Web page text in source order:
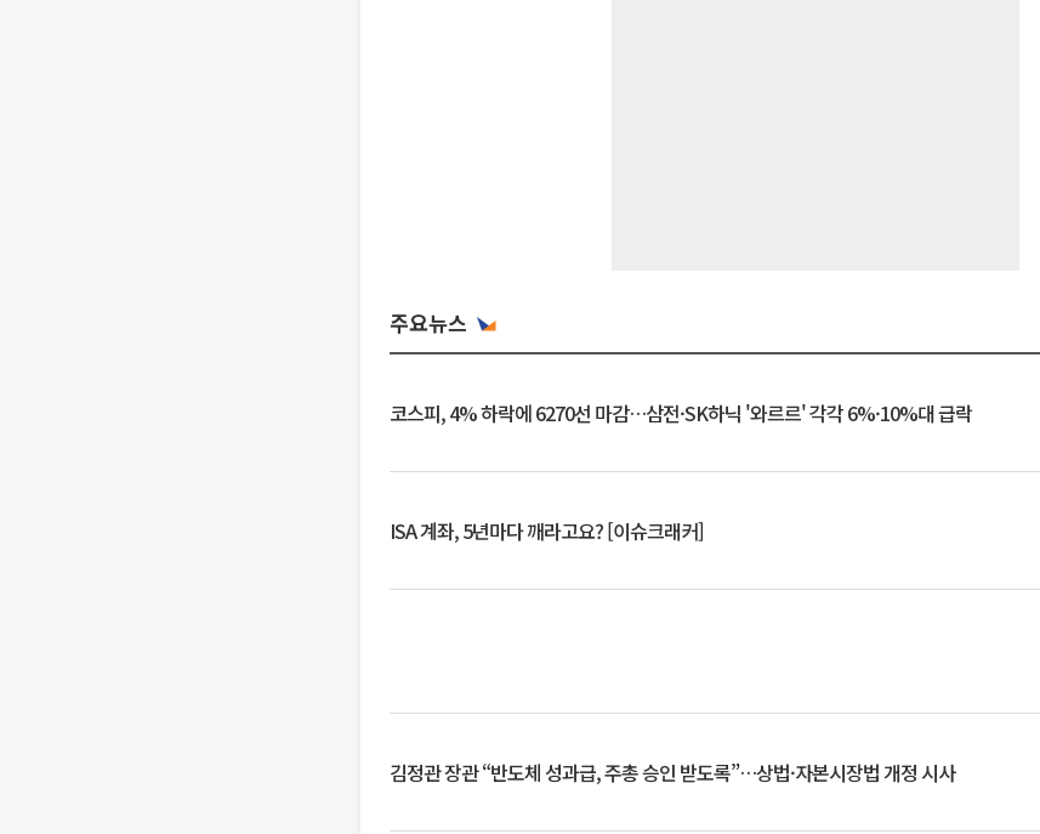
주요뉴스
코스피, 4% 하락에 6270선 마감…삼전·SK하닉 '와르르' 각각 6%·10%대 급락
ISA 계좌, 5년마다 깨라고요? [이슈크래커]
김정관 장관 “반도체 성과급, 주총 승인 받도록”…상법·자본시장법 개정 시사